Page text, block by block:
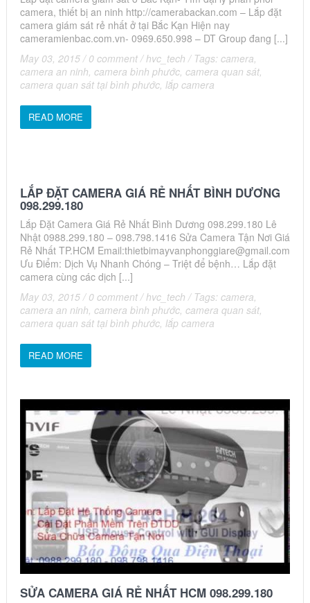
camera, thiết bị an ninh http://camerabackan.com – Lắp đặt
camera giám sát rẻ nhất ở tại Bắc Kạn Hiện nay
cameramienbac.com.vn- 0969.650.998 – DT Group đang [...]
May 03, 2015 / 0 comment / hvc_tech / Tags: camera
camera an ninh camera bình phước camera quan sát
camera quan sát tại bình phước lắp camera
READ MORE
LẮP ĐẶT CAMERA GIÁ RẺ NHẤT BÌNH DƯƠNG
098.299.180
Lắp Đặt Camera Giá Rẻ Nhất Bình Dương 098.299.180 Lê
Nhật 0988.299.180 – 098.798.1416 Sửa Camera Tận Nơi Giá
Rẻ Nhất TP.HCM Email:thietbimayvanphonggiare@gmail.com
Ưu Điểm: Dịch Vụ Nhanh Chóng – Triệt để bệnh… Lắp đặt
camera cùng các dịch [...]
May 03, 2015 / 0 comment / hvc_tech / Tags: camera
camera an ninh camera bình phước camera quan sát
camera quan sát tại bình phước lắp camera
READ MORE
SỬA CAMERA GIÁ RẺ NHẤT HCM 098.299.180